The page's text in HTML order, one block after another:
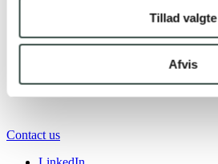
Tillad valgte
Afvis
Contact us